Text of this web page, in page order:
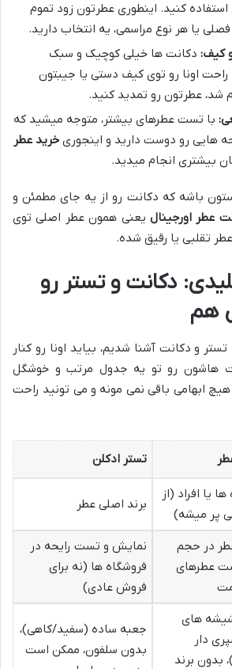
استفاده کنید. اینطوری عطرتون زود تموم
یا هر نوع مراسمی، یه انتخاب دارید.
کیف: دکانت ها خیلی کوچیک و سبک
اونا رو توی کیف دستی یا جیبتون
شد، عطرتون رو تمدید کنید.
با تست عطرهای بیشتر، متوجه میشید که
هایی رو دوست دارید و اینجوری خرید عطر
بیشتری انجام میدید.
باشه که دکانت رو از یه جای مطمئن و
عطر اورجینال یعنی همون عطر اصلی توی
تقلبی یا رقیق شده.
دکانت و تستر رو
هم
و دکانت آشنا شدیم، بیاید اونا رو کنار
هاشون رو تو یه جدول مرتب و خوشگل
ابهامی باقی نمی مونه و می تونید راحت
تستر ادکلن
یا افراد (از
پر میشه)
برند اصلی عطر
در حجم
عطرهای
نمایش و تست رایحه در
فروشگاه ها (نه برای
فروش عادی)
های
دار
بدون برند
جعبه ساده (سفید/کاهی)،
بدون سلفون، ممکن است